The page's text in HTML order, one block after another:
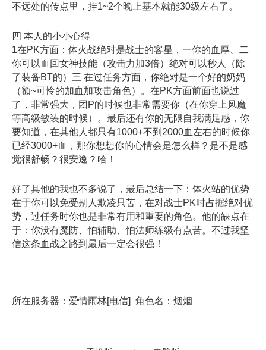
不远处的传点里，挂1~2个晚上基本就能30级左右了。
四 本人的小小心得
1在PK方面：体火战绝对是战士的客星，一你的血厚、二
你可以血回女神技能（攻击力加3倍）绝对可以秒人（除
了装备BT的）三 在过任务方面，你绝对是一个好的奶妈
（额~可怜的加血加攻击角色）。在PK方面前面也说过
了，非常强大，团P的时候也非常需要你（在你穿上风魔
等高级敏装的时候）。最后还有你的无限自我满足感，你
要知道，在其他人都只有1000+不到2000血左右的时候你
已经3000+血，那你想想你的心情会是怎么样？是不是感
觉很舒畅？很安逸？哈！
好了其他的我也不多说了，最后总结一下：体火站的优势
在于你可以免受别人欺凌只苦，在对战士PK时占据绝对优
势，过任务时你也是非常有用和重要的角色。他的缺点在
于：你没有魔防、怕辅助、怕法师练级有点苦。不过我坚
信这条血战之路到最后一定会很强！
所在服务器：爱情雨林[电信] 角色名：烟烟